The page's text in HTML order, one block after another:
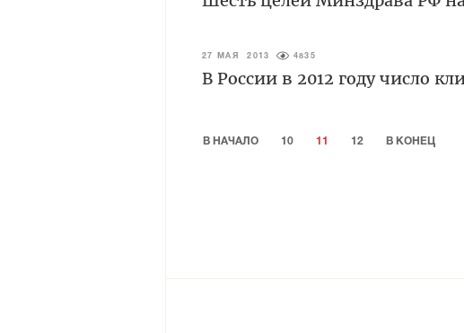
27 МАЯ 2013 4835
В России в 2012 году число
В НАЧАЛО 10 11 12 В КОНЕЦ